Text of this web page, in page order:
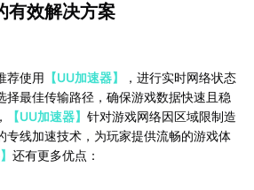
有效解决方案
荐使用 【UU加速器】
，进行实时网络状态
择最佳传输路径，确保游戏数据快速且稳
【UU加速器】 针对游戏网络因区域限制造
专线加速技术，为玩家提供流畅的游戏体
还有更多优点：